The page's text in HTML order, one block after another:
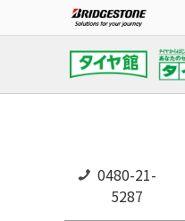
0480-21-
5287